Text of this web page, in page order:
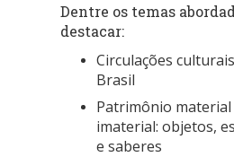
Dentre os temas
destacar:
Circulações
Brasil
Patrimônio material
imaterial: objetos,
e saberes